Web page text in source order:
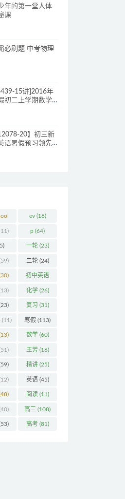
年的第一堂人体
课
必刷题 中考物理
15讲]2016年
初二上学期数学
20】初三新
语暑假预习领先
ev(18)
p (64)
一轮(23)
二轮(24)
初中英语
(32)
化学(26)
复习 (31)
(11) 寒假 (113)
数学(60)
王芳(16)
精讲(25)
英语(45)
阅读(11)
高三 (108)
高考(81)